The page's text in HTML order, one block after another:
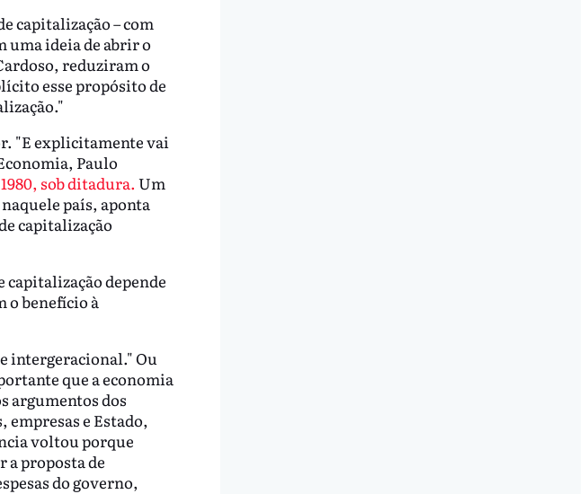
capitalização – com
uma ideia de abrir o
reduziram o
esse propósito de
"E explicitamente vai
Paulo
sob ditadura.Um
país, aponta
capitalização
depende
o benefício à
intergeracional." Ou
que a economia
argumentos dos
e Estado,
voltou porque
a proposta de
do governo,